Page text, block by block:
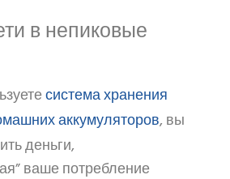
в непиковые
система хранения
аккумуляторов, вы
деньги,
ваше потребление